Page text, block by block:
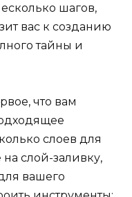
шагов,
вас к созданию
тайны и
что вам
слоев для
слой-заливку,
вашего